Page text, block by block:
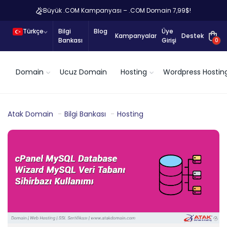
Büyük .COM Kampanyası – .COM Domain 7,99$!
Türkçe
Bilgi
Bankası
Blog
Kampanyalar
Üye
Girişi
Destek
0
Domain Ucuz Domain Hosting Wordpress
Atak Domain Bilgi Bankası Hosting